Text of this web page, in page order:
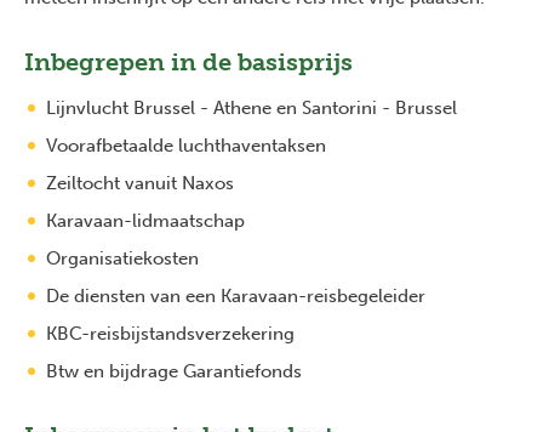
Inbegrepen in de basisprijs
Lijnvlucht Brussel - Athene en Santorini - Brussel
Voorafbetaalde luchthaventaksen
Zeiltocht vanuit Naxos
Karavaan-lidmaatschap
Organisatiekosten
De diensten van een Karavaan-reisbegeleider
KBC-reisbijstandsverzekering
Btw en bijdrage Garantiefonds